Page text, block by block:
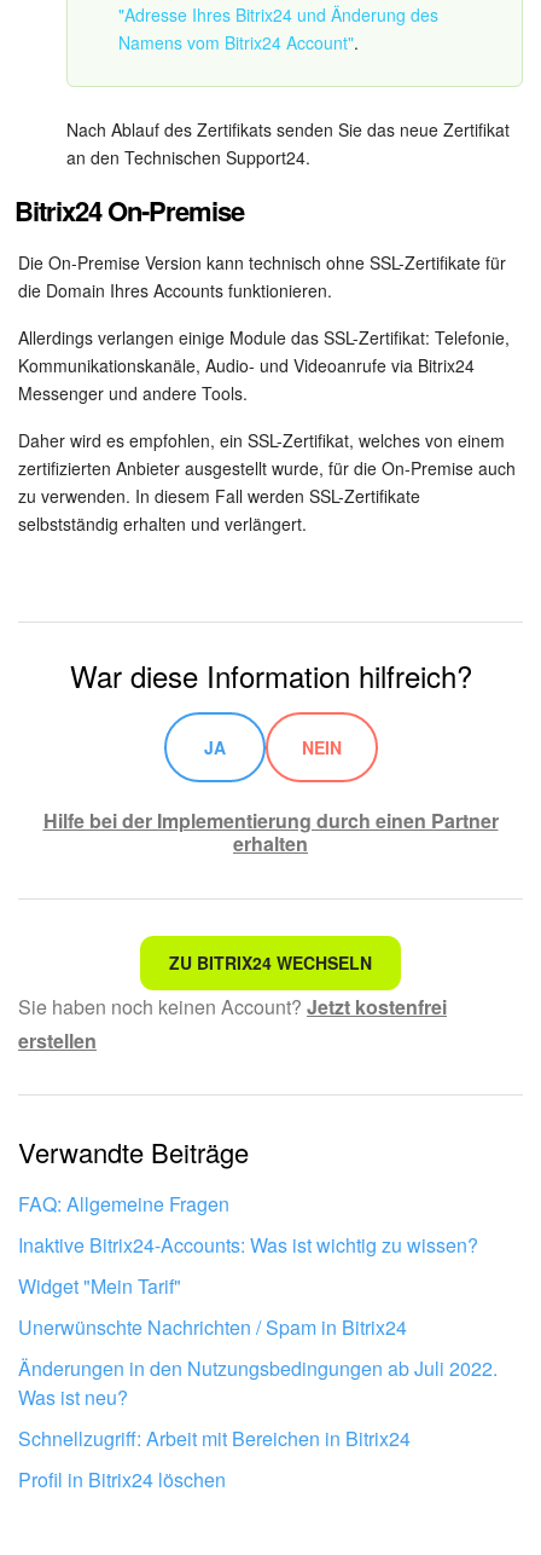
Marketing
CRM-Analytik
BI-Builder
Automatisierung
Workflows
Mitarbeiter
Onlineshop
Websites
Videokonferenzen
Einstellungen
Allgemeine Fragen
On-Premise Version
"Adresse Ihres Bitrix24 und Änderung des
Namens vom Bitrix24 Account".
Nach Ablauf des Zertifikats senden Sie das neue Zertifikat
an den Technischen Support24.
Bitrix24 On-Premise
Die On-Premise Version kann technisch ohne SSL-Zertifikate für
die Domain Ihres Accounts funktionieren.
Allerdings verlangen einige Module das SSL-Zertifikat: Telefonie,
Kommunikationskanäle, Audio- und Videoanrufe via Bitrix24
Messenger und andere Tools.
Daher wird es empfohlen, ein SSL-Zertifikat, welches von einem
zertifizierten Anbieter ausgestellt wurde, für die On-Premise auch
zu verwenden. In diesem Fall werden SSL-Zertifikate
selbstständig erhalten und verlängert.
War diese Information hilfreich?
JA NEIN
Hilfe bei der Implementierung durch einen Partner
erhalten
Nicht das, wonach ich suche.
Kompliziert und unverständlich formuliert.
Mir gefällt nicht, wie das Tool funktioniert.
ZU BITRIX24 WECHSELN
Sie haben noch keinen Account? Jetzt kostenfrei
erstellen
Verwandte Beiträge
FAQ: Allgemeine Fragen
Inaktive Bitrix24-Accounts: Was ist wichtig zu wissen?
Widget "Mein Tarif"
Unerwünschte Nachrichten / Spam in Bitrix24
Änderungen in den Nutzungsbedingungen ab Juli 2022.
Was ist neu?
Schnellzugriff: Arbeit mit Bereichen in Bitrix24
Profil in Bitrix24 löschen